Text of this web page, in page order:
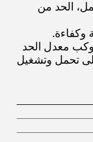
الحد من
معدل الحد
تحمل وتشغيل